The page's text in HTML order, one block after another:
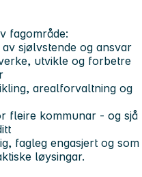
fagområde:
sjølvstende og ansvar
utvikle og forbetre
arealforvaltning og
fleire kommunar - og sjå
fagleg engasjert og som
løysingar.